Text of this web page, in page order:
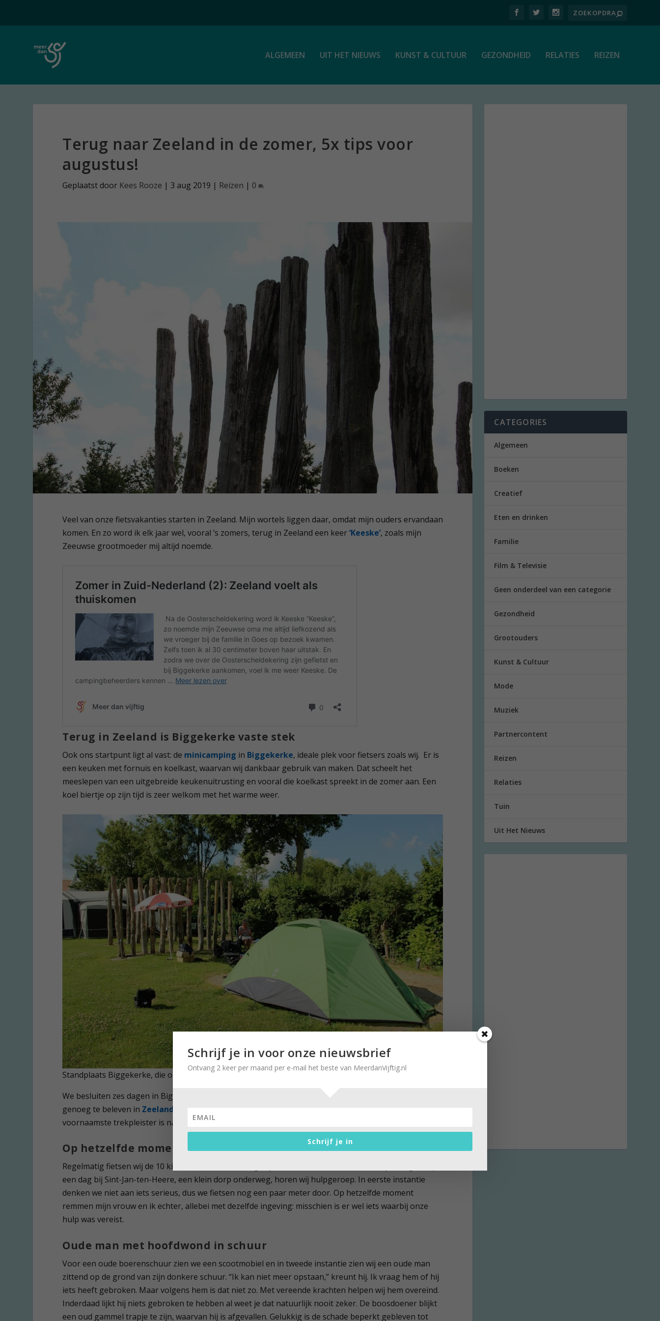
ALGEMEEN UIT HET NIEUWS KUNST & CULTUUR GEZONDHEID RELATIES REIZEN
Terug naar Zeeland in de zomer, 5x tips voor
augustus!
Geplaatst door Kees Rooze | 3 aug 2019 | Reizen | 0
Veel van onze fietsvakanties starten in Zeeland. Mijn wortels liggen daar, omdat mijn ouders ervandaan
komen. En zo word ik elk jaar wel, vooral ’s zomers, terug in Zeeland een keer‘Keeske’, zoals mijn
Zeeuwse grootmoeder mij altijd noemde.
Terug in Zeeland is Biggekerke vaste stek
Ook ons startpunt ligt al vast: de minicamping in Biggekerke, ideale plek voor fietsers zoals wij. Er is
een keuken met fornuis en koelkast, waarvan wij dankbaar gebruik van maken. Dat scheelt het
meeslepen van een uitgebreide keukenuitrusting en vooral die koelkast spreekt in de zomer aan. Een
koel biertje op zijn tijd is zeer welkom met het warme weer.
Standplaats Biggekerke, die ons zoveel kampeeravonturen
We besluiten zes dagen in Biggekerke te blijven en de camping als uitvalsbasis te gebruiken. Er valt
genoeg te beleven in Zeeland
voornaamste trekpleister is natuurlijk het strand.
Op hetzelfde moment in de remmen
Regelmatig fietsen wij de 10 kilometer naar Domburg, bijvoorkeur over de kleine landelijke wegen. Op
een dag bij Sint-Jan-ten-Heere, een klein dorp onderweg, horen wij hulpgeroep. In eerste instantie
denken we niet aan iets serieus, dus we fietsen nog een paar meter door. Op hetzelfde moment
remmen mijn vrouw en ik echter, allebei met dezelfde ingeving: misschien is er wel iets waarbij onze
hulp was vereist.
Oude man met hoofdwond in schuur
Voor een oude boerenschuur zien we een scootmobiel en in tweede instantie zien wij een oude man
zittend op de grond van zijn donkere schuur. “Ik kan niet meer opstaan,” kreunt hij. Ik vraag hem of hij
iets heeft gebroken. Maar volgens hem is dat niet zo. Met vereende krachten helpen wij hem overeind.
Inderdaad lijkt hij niets gebroken te hebben al weet je dat natuurlijk nooit zeker. De boosdoener blijkt
een oud gammel trapje te zijn, waarvan hij is afgevallen. Gelukkig is de schade beperkt gebleven tot
CATEGORIES
Algemeen
Boeken
Creatief
Eten en drinken
Familie
Film & Televisie
Geen onderdeel van een categorie
Gezondheid
Grootouders
Kunst & Cultuur
Mode
Muziek
Partnercontent
Reizen
Relaties
Tuin
Uit Het Nieuws
Schrijf je in voor onze nieuwsbrief
Ontvang 2 keer per maand per e-mail het beste van MeerdanVijftig.nl
Schrijf je in